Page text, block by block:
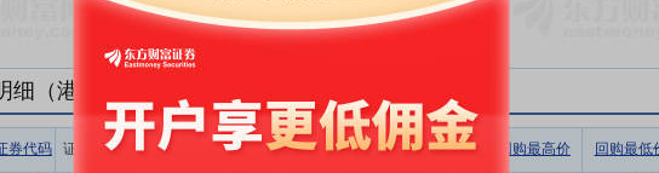
细（港股公告）
券代码 证券简称 相关 收盘价 涨跌幅 回购数量 回购金额 回购最高价 回购最低